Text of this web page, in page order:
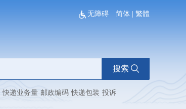
无障碍 简体 繁體
搜索
快递业务量 邮政编码 快递包装 投诉